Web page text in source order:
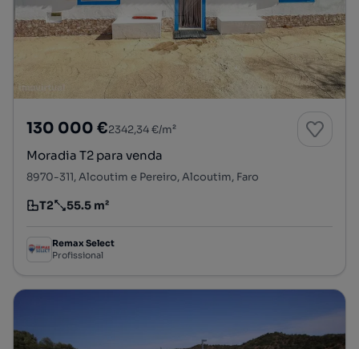
130 000 €2342,34 €/m²
Moradia T2 para venda
8970-311, Alcoutim e Pereiro, Alcoutim, Faro
Tipologia
T2
Preço por metro quadrado
55.5 m²
Remax Select
Profissional